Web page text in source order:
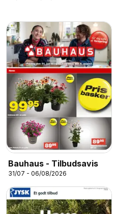
Bauhaus - Tilbudsavis
31/07 - 06/08/2026